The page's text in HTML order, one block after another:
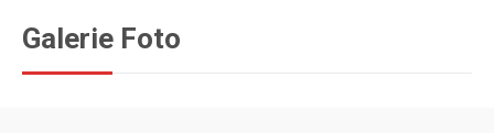
Galerie Foto